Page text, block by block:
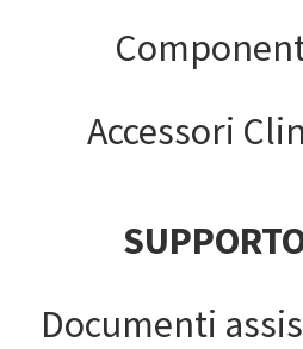
Accessori
Documenti